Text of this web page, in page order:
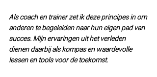
Als coach en trainer zet ik deze principes in om
anderen te begeleiden naar hun eigen pad van
succes. Mijn ervaringen uit het verleden
dienen daarbij als kompas en waardevolle
lessen en tools voor de toekomst.